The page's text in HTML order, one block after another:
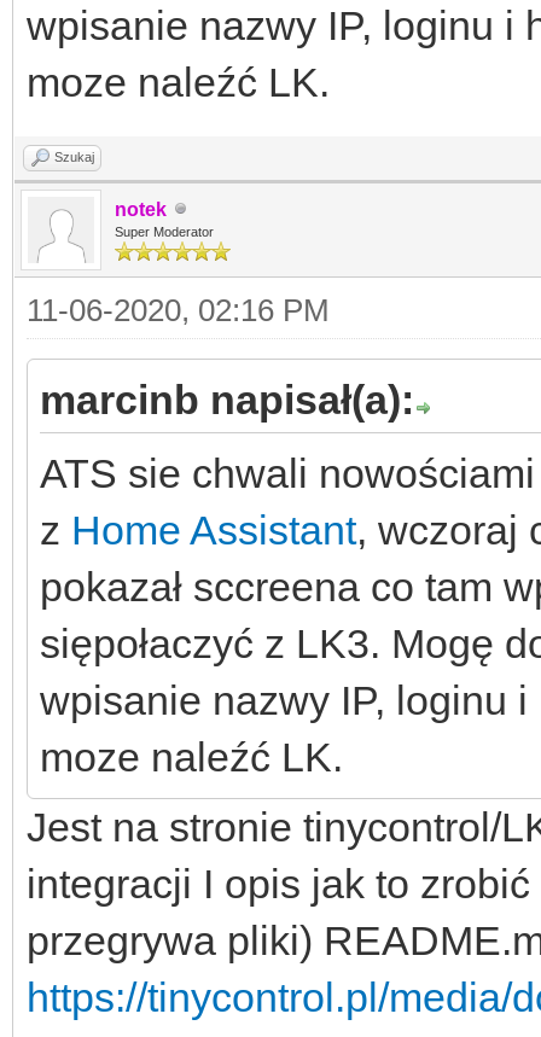
wpisanie nazwy IP, loginu i
moze naleźć LK.
Szukaj
notek
Super Moderator
11-06-2020, 02:16 PM
marcinb napisał(a):
ATS sie chwali
z Home Assistant, wczoraj
pokazał sccreena co tam
siępołaczyć z LK3. Mogę
wpisanie nazwy IP, loginu i
moze naleźć LK.
Jest na stronie tinycontrol/
integracji I opis jak to
przegrywa pliki)
https://tinycontrol.pl/media/